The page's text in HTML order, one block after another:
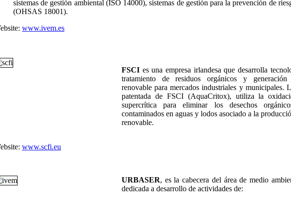
sistemas de gestión ambiental (ISO 14000), sistemas de gestión para la prevención de
(OHSAS 18001).
www.ivem.es
FSCI es una empresa irlandesa que desarrolla
tratamiento de residuos orgánicos y
renovable para mercados industriales y municipales.
patentada de FSCI (AquaCritox), utiliza la
supercrítica para eliminar los desechos
contaminados en aguas y lodos asociado a la
renovable.
www.scfi.eu
URBASER, es la cabecera del área de medio
dedicada a desarrollo de actividades de: